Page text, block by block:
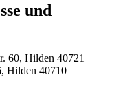
und
60, Hilden 40721
Hilden 40710